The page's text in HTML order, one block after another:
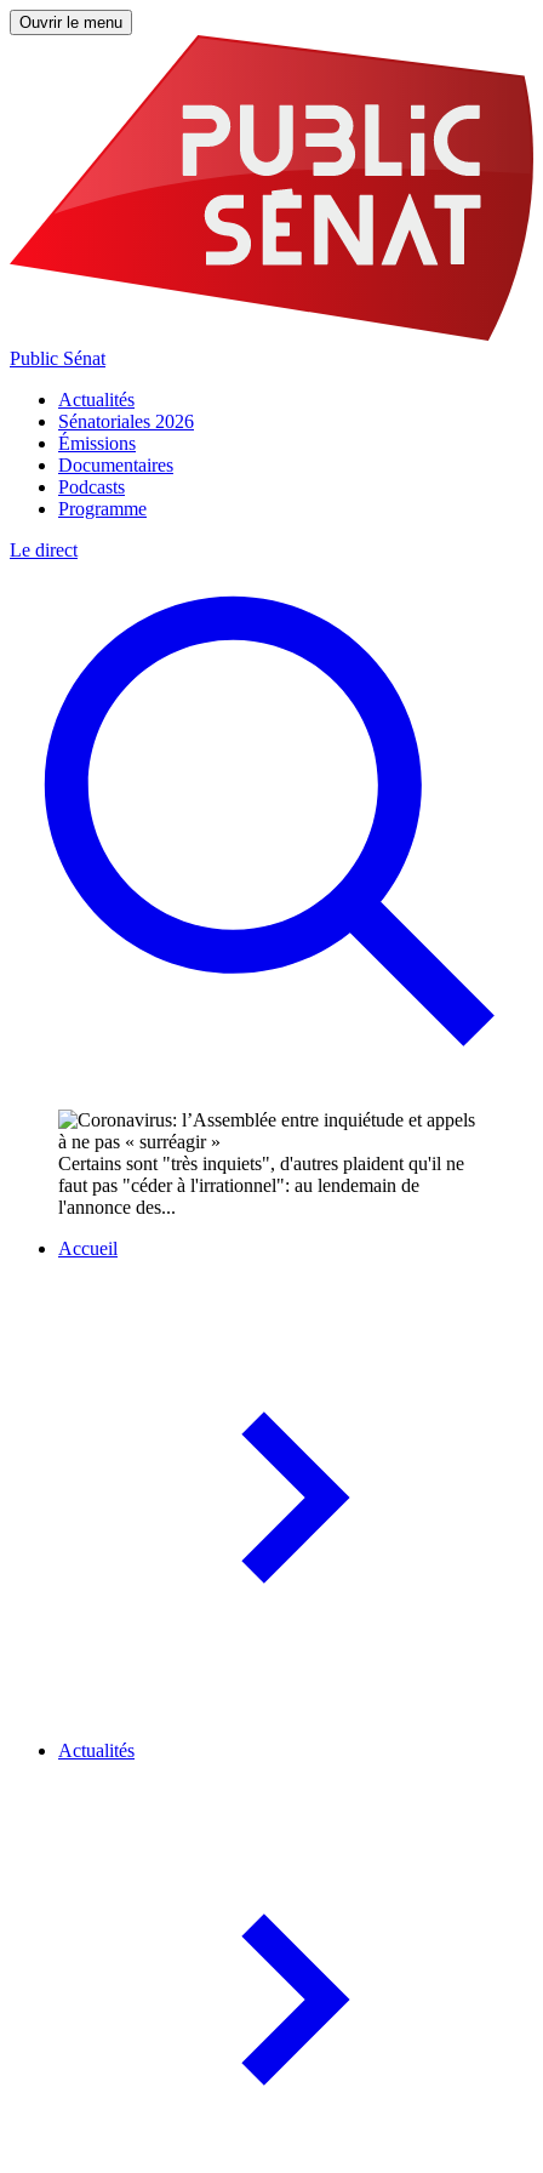
Ouvrir le menu
Public Sénat
Actualités
Sénatoriales 2026
Émissions
Documentaires
Podcasts
Programme
Le direct
Certains sont "très inquiets", d'autres plaident qu'il ne
faut pas "céder à l'irrationnel": au lendemain de
l'annonce des...
Accueil
Actualités